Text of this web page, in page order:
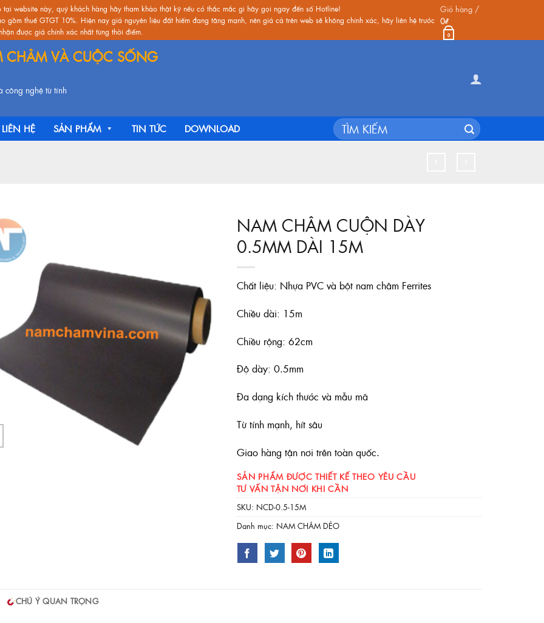
website này, quý khách hàng hãy tham khảo thật kỹ nếu có thắc mắc gì hãy gọi ngay đến số Hotline!
gồm thuế GTGT 10%. Hiện nay giá nguyên liệu đất hiếm đang tăng mạnh, nên giá cả trên web sẽ không chính xác, hãy liên hệ trước
được giá chính xác nhất từng thời điểm.
Giỏ hàng /
0₫
0
CHÂM VÀ CUỘC SỐNG
công nghệ từ tính
LIÊN HỆ SẢN PHẨM TIN TỨC DOWNLOAD
Tìm
kiếm:
NAM CHÂM CUỘN DÀY
0.5MM DÀI 15M
Chất liệu: Nhựa PVC và bột nam châm Ferrites
Chiều dài: 15m
Chiều rộng: 62cm
Độ dày: 0.5mm
Đa dạng kích thước và mẫu mã
Từ tính mạnh, hít sâu
Giao hàng tận nơi trên toàn quốc.
SẢN PHẨM ĐƯỢC THIẾT KẾ THEO YÊU CẦU
TƯ VẤN TẬN NƠI KHI CẦN
SKU: NCD-0.5-15M
Danh mục: NAM CHÂM DẺO
CHÚ Ý QUAN TRỌNG